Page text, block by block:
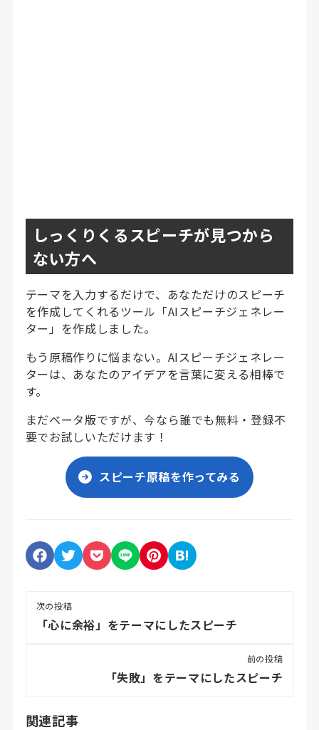
しっくりくるスピーチが見つから
ない方へ
テーマを入力するだけで、あなただけのスピーチ
を作成してくれるツール「AIスピーチジェネレー
ター」を作成しました。
もう原稿作りに悩まない。AIスピーチジェネレー
ターは、あなたのアイデアを言葉に変える相棒で
す。
まだベータ版ですが、今なら誰でも無料・登録不
要でお試しいただけます！
スピーチ原稿を作ってみる
次の投稿
「心に余裕」をテーマにしたスピーチ
前の投稿
「失敗」をテーマにしたスピーチ
関連記事